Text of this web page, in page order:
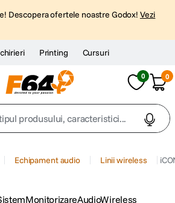
Descopera ofertele noastre Godox! Vezi
Printing Cursuri
0 0
produsului, caracteristici...
Echipament audio Linii wireless